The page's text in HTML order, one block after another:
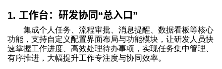
1. 工作台：研发协同“总入口 ”
集成个人任务、流程审批、消息提醒、数据看板等核心
功能，支持自定义配置界面布局与功能模块，让研发人员快
速掌握工作进度、高效处理待办事项，实现任务集中管理、
有序推进，大幅提升工作专注度与协同效率。